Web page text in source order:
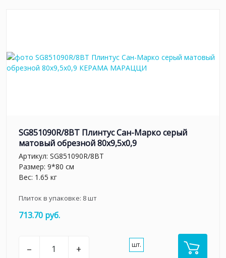
SG851090R/8BT Плинтус Сан-Марко серый
матовый обрезной 80x9,5x0,9
Артикул: SG851090R/8BT
Размер: 9*80 см
Вес: 1.65 кг
Плиток в упаковке: 8шт
713.70 руб.
– + шт.